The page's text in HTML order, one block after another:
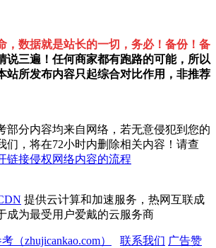
，数据就是站长的一切，务必！备份！备
说三遍！任何商家都有跑路的可能，所以
站所发布内容只起综合对比作用，非推荐
部分内容均来自网络，若无意侵犯到您的
们，将在72小时内删除相关内容！请查
链接侵权网络内容的流程
提供云计算和加速服务，热网互联成
成为最受用户爱戴的云服务商
（zhujicankao.com） 联系我们 广告赞